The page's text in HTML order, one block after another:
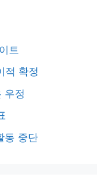
트
적 확정
우정
동 중단